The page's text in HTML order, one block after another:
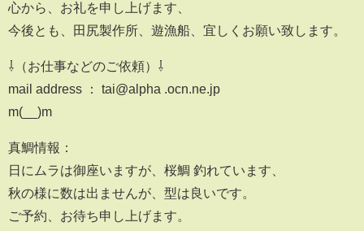
心から、お礼を申し上げます、
今後とも、田尻製作所、遊漁船、宜しくお願い致します。
⇩（お仕事などのご依頼）⇩
mail address ： tai@alpha .ocn.ne.jp
m(__)m
真鯛情報：
日にムラは御座いますが、桜鯛 釣れています、
秋の様に数は出ませんが、型は良いです。
ご予約、お待ち申し上げます。